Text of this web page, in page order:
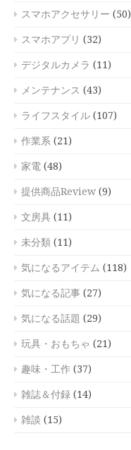
スマホアクセサリー (50)
スマホアプリ (32)
デジタルカメラ (11)
メンテナンス (43)
ライフスタイル (107)
作業系 (21)
家電 (48)
提供商品Review (9)
文房具 (11)
未分類 (11)
気になるアイテム (118)
気になる記事 (27)
気になる話題 (29)
玩具・おもちゃ (21)
趣味・工作 (37)
雑誌＆付録 (14)
雑談 (15)